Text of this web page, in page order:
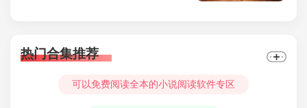
热门合集推荐
可以免费阅读全本的小说阅读软件专区